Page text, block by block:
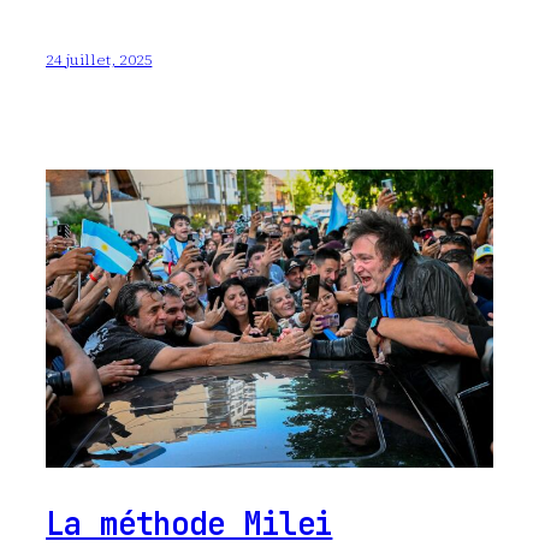
24 juillet, 2025
La méthode Milei